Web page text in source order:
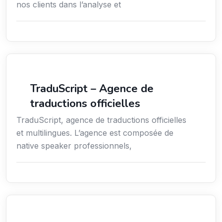
nos clients dans l’analyse et
TraduScript – Agence de
traductions officielles
TraduScript, agence de traductions officielles
et multilingues. L’agence est composée de
native speaker professionnels,